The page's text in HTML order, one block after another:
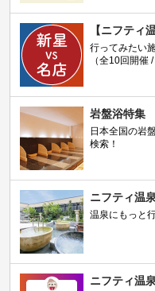
【ニフティ
行ってみたい
（全10回開催
岩盤浴特集
日本全国の岩
検索！
ニフティ温
温泉にもっと
ニフティ温